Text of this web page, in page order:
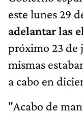
este lunes 29
adelantar las
próximo 23 de
mismas
a cabo en
"Acabo de